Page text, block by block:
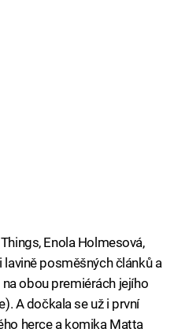
Enola Holmesová,
posměšných článků a
obou premiérách jejího
A dočkala se už i první
herce a komika Matta